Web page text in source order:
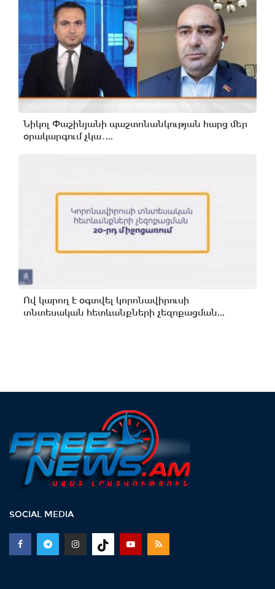
Նիկոլ Փաշինյանի պաշտոնանկության հարց մեր
օրակարգում չկա․...
Ով կարող է օգտվել կորոնավիրուսի
տնտեսական հետևանքների չեզոքացման...
SOCIAL MEDIA